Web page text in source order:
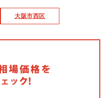
大阪市西区